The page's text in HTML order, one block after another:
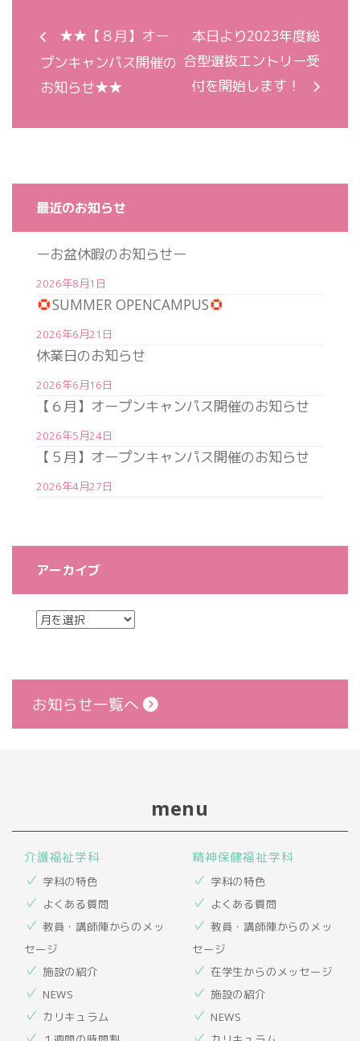
★★【８月】オー
プンキャンパス開催の
お知らせ★★
本日より2023年度総
合型選抜エントリー受
付を開始します！
最近のお知らせ
ーお盆休暇のお知らせー
2026年8月1日
SUMMER OPENCAMPUS
2026年6月21日
休業日のお知らせ
2026年6月16日
【６月】オープンキャンパス開催のお知らせ
2026年5月24日
【５月】オープンキャンパス開催のお知らせ
2026年4月27日
アーカイブ
お知らせ一覧へ
menu
介護福祉学科
学科の特色
よくある質問
教員・講師陣からのメッ
セージ
施設の紹介
NEWS
カリキュラム
精神保健福祉学科
学科の特色
よくある質問
教員・講師陣からのメッ
セージ
在学生からのメッセージ
施設の紹介
NEWS